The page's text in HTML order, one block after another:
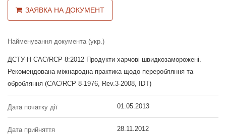
ЗАЯВКА НА ДОКУМЕНТ
Найменування документа (укр.)
ДСТУ-Н CAC/RCP 8:2012 Продукти харчові швидкозаморожені.
Рекомендована міжнародна практика щодо переробляння та
обробляння (CAC/RCP 8-1976, Rev.3-2008, IDT)
Дата початку дії 01.05.2013
Дата прийняття 28.11.2012